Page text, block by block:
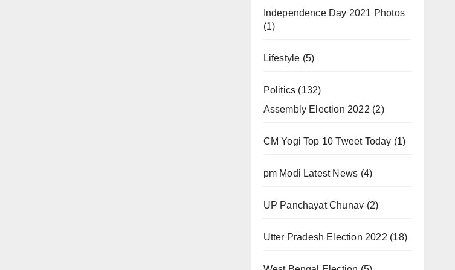
Independence Day 2021 Photos
(1)
Lifestyle (5)
Politics (132)
Assembly Election 2022 (2)
CM Yogi Top 10 Tweet Today (1)
pm Modi Latest News (4)
UP Panchayat Chunav (2)
Utter Pradesh Election 2022 (18)